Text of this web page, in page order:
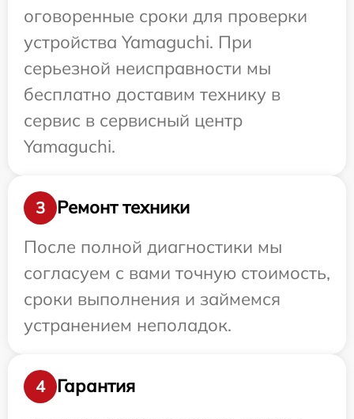
оговоренные сроки для проверки
устройства Yamaguchi. При
серьезной неисправности мы
бесплатно доставим технику в
сервис в сервисный центр
Yamaguchi.
3
Ремонт техники
После полной диагностики мы
согласуем с вами точную стоимость,
сроки выполнения и займемся
устранением неполадок.
4
Гарантия